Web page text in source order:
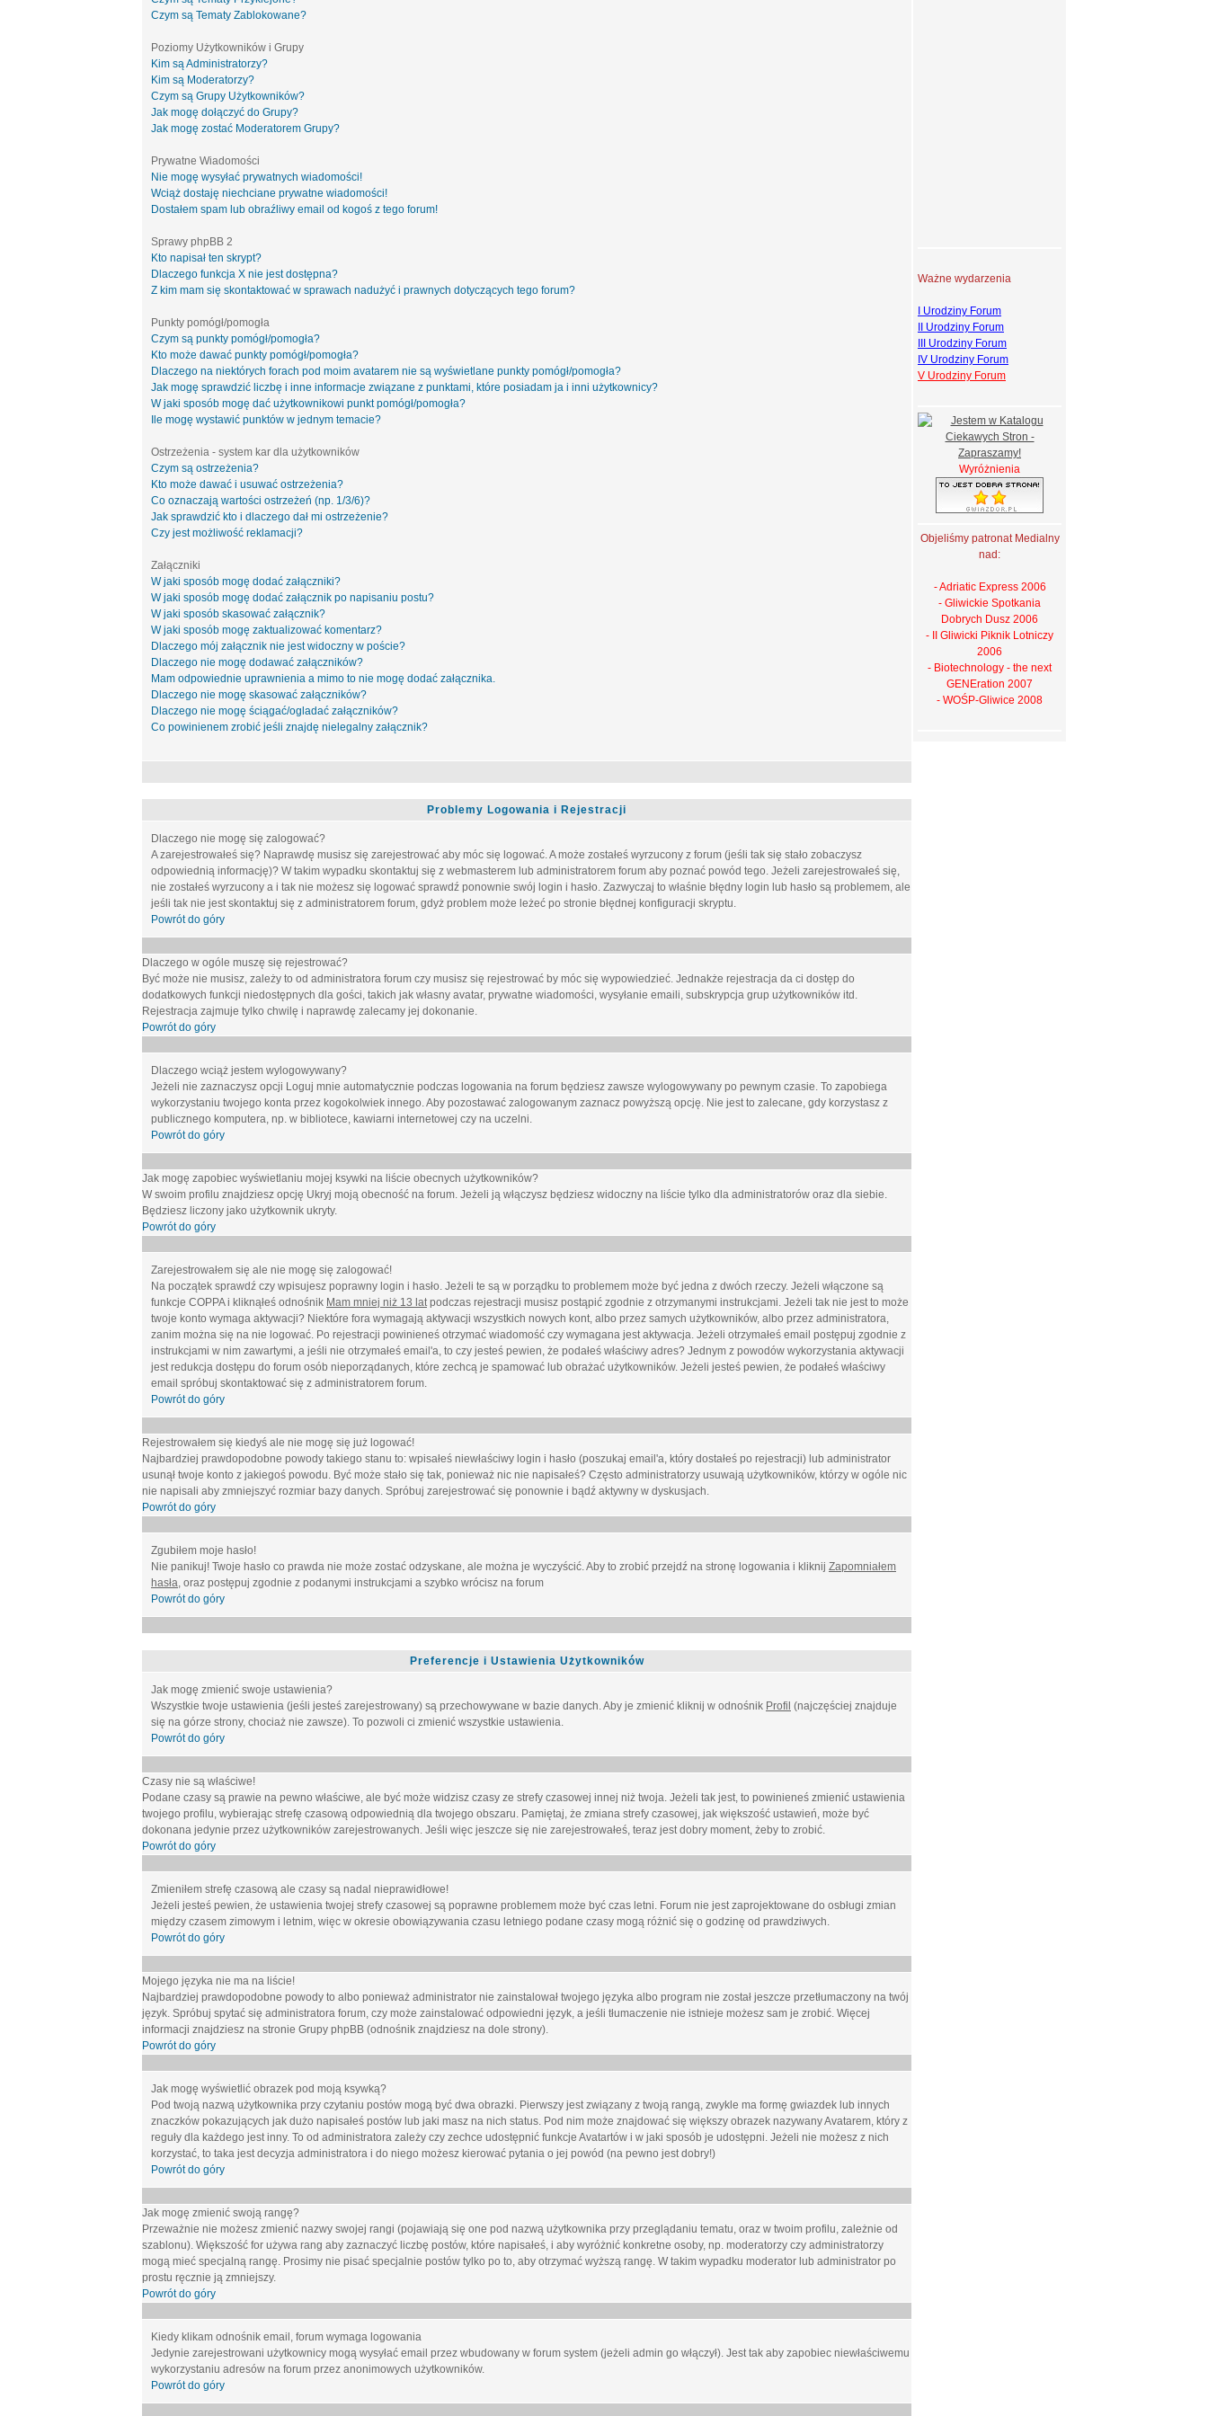
Czym są Tematy Zablokowane?
Poziomy Użytkowników i Grupy
Kim są Administratorzy?
Kim są Moderatorzy?
Czym są Grupy Użytkowników?
Jak mogę dołączyć do Grupy?
Jak mogę zostać Moderatorem Grupy?
Prywatne Wiadomości
Nie mogę wysyłać prywatnych wiadomości!
Wciąż dostaję niechciane prywatne wiadomości!
Dostałem spam lub obraźliwy email od kogoś z tego forum!
Sprawy phpBB 2
Kto napisał ten skrypt?
Dlaczego funkcja X nie jest dostępna?
Z kim mam się skontaktować w sprawach nadużyć i prawnych dotyczących tego forum?
Punkty pomógł/pomogła
Czym są punkty pomógł/pomogła?
Kto może dawać punkty pomógł/pomogła?
Dlaczego na niektórych forach pod moim avatarem nie są wyświetlane punkty pomógł/pomogła?
Jak mogę sprawdzić liczbę i inne informacje związane z punktami, które posiadam ja i inni użytkownicy?
W jaki sposób mogę dać użytkownikowi punkt pomógł/pomogła?
Ile mogę wystawić punktów w jednym temacie?
Ostrzeżenia - system kar dla użytkowników
Czym są ostrzeżenia?
Kto może dawać i usuwać ostrzeżenia?
Co oznaczają wartości ostrzeżeń (np. 1/3/6)?
Jak sprawdzić kto i dlaczego dał mi ostrzeżenie?
Czy jest możliwość reklamacji?
Załączniki
W jaki sposób mogę dodać załączniki?
W jaki sposób mogę dodać załącznik po napisaniu postu?
W jaki sposób skasować załącznik?
W jaki sposób mogę zaktualizować komentarz?
Dlaczego mój załącznik nie jest widoczny w poście?
Dlaczego nie mogę dodawać załączników?
Mam odpowiednie uprawnienia a mimo to nie mogę dodać załącznika.
Dlaczego nie mogę skasować załączników?
Dlaczego nie mogę ściągać/ogladać załączników?
Co powinienem zrobić jeśli znajdę nielegalny załącznik?
Problemy Logowania i Rejestracji
Dlaczego nie mogę się zalogować?
A zarejestrowałeś się? Naprawdę musisz się zarejestrować aby móc się logować. A może zostałeś wyrzucony z forum (jeśli tak się stało zobaczysz
odpowiednią informację)? W takim wypadku skontaktuj się z webmasterem lub administratorem forum aby poznać powód tego. Jeżeli zarejestrowałeś się,
nie zostałeś wyrzucony a i tak nie możesz się logować sprawdź ponownie swój login i hasło. Zazwyczaj to właśnie błędny login lub hasło są problemem, ale
jeśli tak nie jest skontaktuj się z administratorem forum, gdyż problem może leżeć po stronie błędnej konfiguracji skryptu.
Powrót do góry
Dlaczego w ogóle muszę się rejestrować?
Być może nie musisz, zależy to od administratora forum czy musisz się rejestrować by móc się wypowiedzieć. Jednakże rejestracja da ci dostęp do
dodatkowych funkcji niedostępnych dla gości, takich jak własny avatar, prywatne wiadomości, wysyłanie emaili, subskrypcja grup użytkowników itd.
Rejestracja zajmuje tylko chwilę i naprawdę zalecamy jej dokonanie.
Powrót do góry
Dlaczego wciąż jestem wylogowywany?
Jeżeli nie zaznaczysz opcji Loguj mnie automatycznie podczas logowania na forum będziesz zawsze wylogowywany po pewnym czasie. To zapobiega
wykorzystaniu twojego konta przez kogokolwiek innego. Aby pozostawać zalogowanym zaznacz powyższą opcję. Nie jest to zalecane, gdy korzystasz z
publicznego komputera, np. w bibliotece, kawiarni internetowej czy na uczelni.
Powrót do góry
Jak mogę zapobiec wyświetlaniu mojej ksywki na liście obecnych użytkowników?
W swoim profilu znajdziesz opcję Ukryj moją obecność na forum. Jeżeli ją włączysz będziesz widoczny na liście tylko dla administratorów oraz dla siebie.
Będziesz liczony jako użytkownik ukryty.
Powrót do góry
Zarejestrowałem się ale nie mogę się zalogować!
Na początek sprawdź czy wpisujesz poprawny login i hasło. Jeżeli te są w porządku to problemem może być jedna z dwóch rzeczy. Jeżeli włączone są
funkcje COPPA i kliknąłeś odnośnik Mam mniej niż 13 latpodczas rejestracji musisz postąpić zgodnie z otrzymanymi instrukcjami. Jeżeli tak nie jest to może
twoje konto wymaga aktywacji? Niektóre fora wymagają aktywacji wszystkich nowych kont, albo przez samych użytkowników, albo przez administratora,
zanim można się na nie logować. Po rejestracji powinieneś otrzymać wiadomość czy wymagana jest aktywacja. Jeżeli otrzymałeś email postępuj zgodnie z
instrukcjami w nim zawartymi, a jeśli nie otrzymałeś email'a, to czy jesteś pewien, że podałeś właściwy adres? Jednym z powodów wykorzystania aktywacji
jest redukcja dostępu do forum osób nieporządanych, które zechcą je spamować lub obrażać użytkowników. Jeżeli jesteś pewien, że podałeś właściwy
email spróbuj skontaktować się z administratorem forum.
Powrót do góry
Rejestrowałem się kiedyś ale nie mogę się już logować!
Najbardziej prawdopodobne powody takiego stanu to: wpisałeś niewłaściwy login i hasło (poszukaj email'a, który dostałeś po rejestracji) lub administrator
usunął twoje konto z jakiegoś powodu. Być może stało się tak, ponieważ nic nie napisałeś? Często administratorzy usuwają użytkowników, którzy w ogóle nic
nie napisali aby zmniejszyć rozmiar bazy danych. Spróbuj zarejestrować się ponownie i bądź aktywny w dyskusjach.
Powrót do góry
Zgubiłem moje hasło!
Nie panikuj! Twoje hasło co prawda nie może zostać odzyskane, ale można je wyczyścić. Aby to zrobić przejdź na stronę logowania i kliknij Zapomniałem
hasła, oraz postępuj zgodnie z podanymi instrukcjami a szybko wrócisz na forum
Powrót do góry
Preferencje i Ustawienia Użytkowników
Jak mogę zmienić swoje ustawienia?
Wszystkie twoje ustawienia (jeśli jesteś zarejestrowany) są przechowywane w bazie danych. Aby je zmienić kliknij w odnośnik Profil (najczęściej znajduje
się na górze strony, chociaż nie zawsze). To pozwoli ci zmienić wszystkie ustawienia.
Powrót do góry
Czasy nie są właściwe!
Podane czasy są prawie na pewno właściwe, ale być może widzisz czasy ze strefy czasowej innej niż twoja. Jeżeli tak jest, to powinieneś zmienić ustawienia
twojego profilu, wybierając strefę czasową odpowiednią dla twojego obszaru. Pamiętaj, że zmiana strefy czasowej, jak większość ustawień, może być
dokonana jedynie przez użytkowników zarejestrowanych. Jeśli więc jeszcze się nie zarejestrowałeś, teraz jest dobry moment, żeby to zrobić.
Powrót do góry
Zmieniłem strefę czasową ale czasy są nadal nieprawidłowe!
Jeżeli jesteś pewien, że ustawienia twojej strefy czasowej są poprawne problemem może być czas letni. Forum nie jest zaprojektowane do osbługi zmian
między czasem zimowym i letnim, więc w okresie obowiązywania czasu letniego podane czasy mogą różnić się o godzinę od prawdziwych.
Powrót do góry
Mojego języka nie ma na liście!
Najbardziej prawdopodobne powody to albo ponieważ administrator nie zainstalował twojego języka albo program nie został jeszcze przetłumaczony na twój
język. Spróbuj spytać się administratora forum, czy może zainstalować odpowiedni język, a jeśli tłumaczenie nie istnieje możesz sam je zrobić. Więcej
informacji znajdziesz na stronie Grupy phpBB (odnośnik znajdziesz na dole strony).
Powrót do góry
Jak mogę wyświetlić obrazek pod moją ksywką?
Pod twoją nazwą użytkownika przy czytaniu postów mogą być dwa obrazki. Pierwszy jest związany z twoją rangą, zwykle ma formę gwiazdek lub innych
znaczków pokazujących jak dużo napisałeś postów lub jaki masz na nich status. Pod nim może znajdować się większy obrazek nazywany Avatarem, który z
reguły dla każdego jest inny. To od administratora zależy czy zechce udostępnić funkcje Avatartów i w jaki sposób je udostępni. Jeżeli nie możesz z nich
korzystać, to taka jest decyzja administratora i do niego możesz kierować pytania o jej powód (na pewno jest dobry!)
Powrót do góry
Jak mogę zmienić swoją rangę?
Przeważnie nie możesz zmienić nazwy swojej rangi (pojawiają się one pod nazwą użytkownika przy przeglądaniu tematu, oraz w twoim profilu, zależnie od
szablonu). Większość for używa rang aby zaznaczyć liczbę postów, które napisałeś, i aby wyróżnić konkretne osoby, np. moderatorzy czy administratorzy
mogą mieć specjalną rangę. Prosimy nie pisać specjalnie postów tylko po to, aby otrzymać wyższą rangę. W takim wypadku moderator lub administrator po
prostu ręcznie ją zmniejszy.
Powrót do góry
Kiedy klikam odnośnik email, forum wymaga logowania
Jedynie zarejestrowani użytkownicy mogą wysyłać email przez wbudowany w forum system (jeżeli admin go włączył). Jest tak aby zapobiec niewłaściwemu
wykorzystaniu adresów na forum przez anonimowych użytkowników.
Powrót do góry
Ważne wydarzenia
I Urodziny Forum
II Urodziny Forum
III Urodziny Forum
IV Urodziny Forum
V Urodziny Forum
Wyróżnienia
Objeliśmy patronat Medialny
nad:
- Adriatic Express 2006
- Gliwickie Spotkania
Dobrych Dusz 2006
- II Gliwicki Piknik Lotniczy
2006
- Biotechnology - the next
GENEration 2007
- WOŚP-Gliwice 2008